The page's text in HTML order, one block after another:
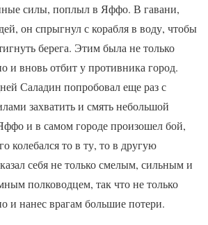
силы, поплыл в Яффо. В гавани,
он спрыгнул с корабля в воду, чтобы
берега. Этим была не только
и вновь отбит у противника город.
Саладин попробовал еще раз с
захватить и смять небольшой
и в самом городе произошел бой,
колебался то в ту, то в другую
себя не только смелым, сильным и
полководцем, так что не только
и нанес врагам большие потери.